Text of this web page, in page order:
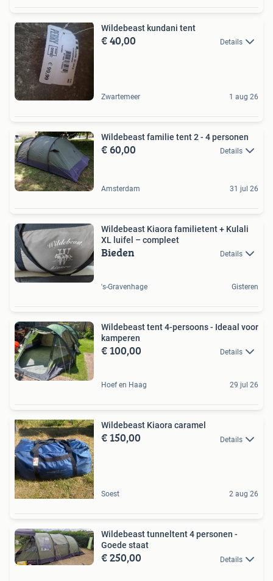
Wildebeast kundani tent
€ 40,00 Details
Zwartemeer 1 aug 26
Wildebeast familie tent 2 - 4 personen
€ 60,00 Details
Amsterdam 31 jul 26
Wildebeast Kiaora familietent + Kulali
XL luifel – compleet
Bieden Details
's-Gravenhage Gisteren
Wildebeast tent 4-persoons - Ideaal voor
kamperen
€ 100,00 Details
Hoef en Haag 29 jul 26
Wildebeast Kiaora caramel
€ 150,00 Details
Soest 2 aug 26
Wildebeast tunneltent 4 personen -
Goede staat
€ 250,00 Details